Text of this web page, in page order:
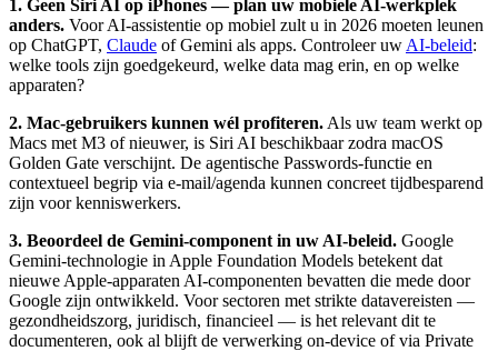
1. Geen Siri AI op iPhones — plan uw mobiele AI-werkplek
anders. Voor AI-assistentie op mobiel zult u in 2026 moeten leunen
op ChatGPT, Claude of Gemini als apps. Controleer uw AI-beleid:
welke tools zijn goedgekeurd, welke data mag erin, en op welke
apparaten?
2. Mac-gebruikers kunnen wél profiteren. Als uw team werkt op
Macs met M3 of nieuwer, is Siri AI beschikbaar zodra macOS
Golden Gate verschijnt. De agentische Passwords-functie en
contextueel begrip via e-mail/agenda kunnen concreet tijdbesparend
zijn voor kenniswerkers.
3. Beoordeel de Gemini-component in uw AI-beleid. Google
Gemini-technologie in Apple Foundation Models betekent dat
nieuwe Apple-apparaten AI-componenten bevatten die mede door
Google zijn ontwikkeld. Voor sectoren met strikte datavereisten —
gezondheidszorg, juridisch, financieel — is het relevant dit te
documenteren, ook al blijft de verwerking on-device of via Private